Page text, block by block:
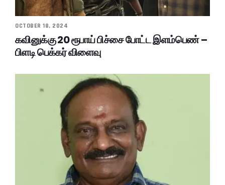
OCTOBER 18, 2024
கவினுக்கு 20 ரூபாய் பிச்சை போட்ட இளம்பெண் –
பிளடி பெக்கர் விளைவு